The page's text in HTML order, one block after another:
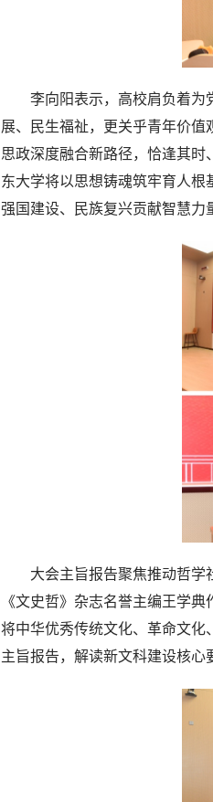
李向阳表示，高校肩负着为
展、民生福祉，更关乎青年价值
思政深度融合新路径，恰逢其
东大学将以思想铸魂筑牢育人
强国建设、民族复兴贡献智慧力
大会主旨报告聚焦推动哲学
《文史哲》杂志名誉主编王学
将中华优秀传统文化、革命文化
主旨报告，解读新文科建设核心